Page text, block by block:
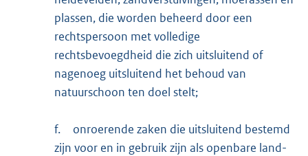
plassen, die worden beheerd door een
rechtspersoon met volledige
rechtsbevoegdheid die zich uitsluitend of
nagenoeg uitsluitend het behoud van
natuurschoon ten doel stelt;
f.
onroerende zaken die uitsluitend bestemd
zijn voor en in gebruik zijn als openbare land-